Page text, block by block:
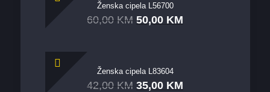
Ženska cipela L56700
60,00 KM 50,00 KM
Ženska cipela L83604
42,00 KM 35,00 KM